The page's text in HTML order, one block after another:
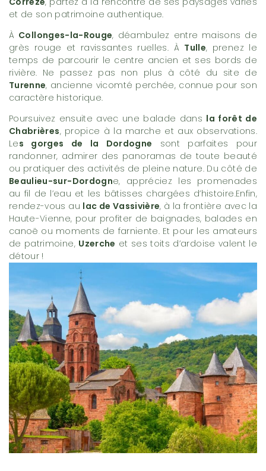
et de son patrimoine authentique.
À Collonges-la-Rouge, déambulez entre maisons de
grès rouge et ravissantes ruelles. À Tulle, prenez le
temps de parcourir le centre ancien et ses bords de
rivière. Ne passez pas non plus à côté du site de
Turenne, ancienne vicomté perchée, connue pour son
caractère historique.
Poursuivez ensuite avec une balade dans la forêt de
Chabrières, propice à la marche et aux observations.
Les gorges de la Dordogne sont parfaites pour
randonner, admirer des panoramas de toute beauté
ou pratiquer des activités de pleine nature. Du côté de
Beaulieu-sur-Dordogne, appréciez les promenades
au fil de l’eau et les bâtisses chargées d’histoire.Enfin,
rendez-vous au lac de Vassivière, à la frontière avec la
Haute-Vienne, pour profiter de baignades, balades en
canoë ou moments de farniente. Et pour les amateurs
de patrimoine, Uzerche et ses toits d’ardoise valent le
détour !